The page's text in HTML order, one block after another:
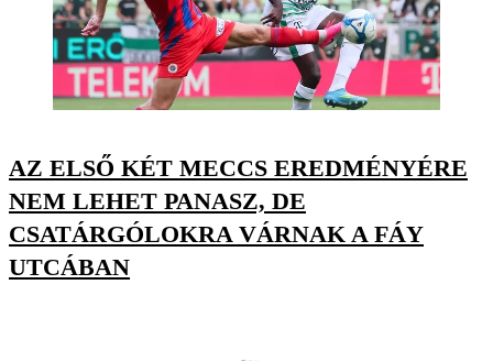
AZ ELSŐ KÉT MECCS EREDMÉNYÉRE
NEM LEHET PANASZ, DE
CSATÁRGÓLOKRA VÁRNAK A FÁY
UTCÁBAN